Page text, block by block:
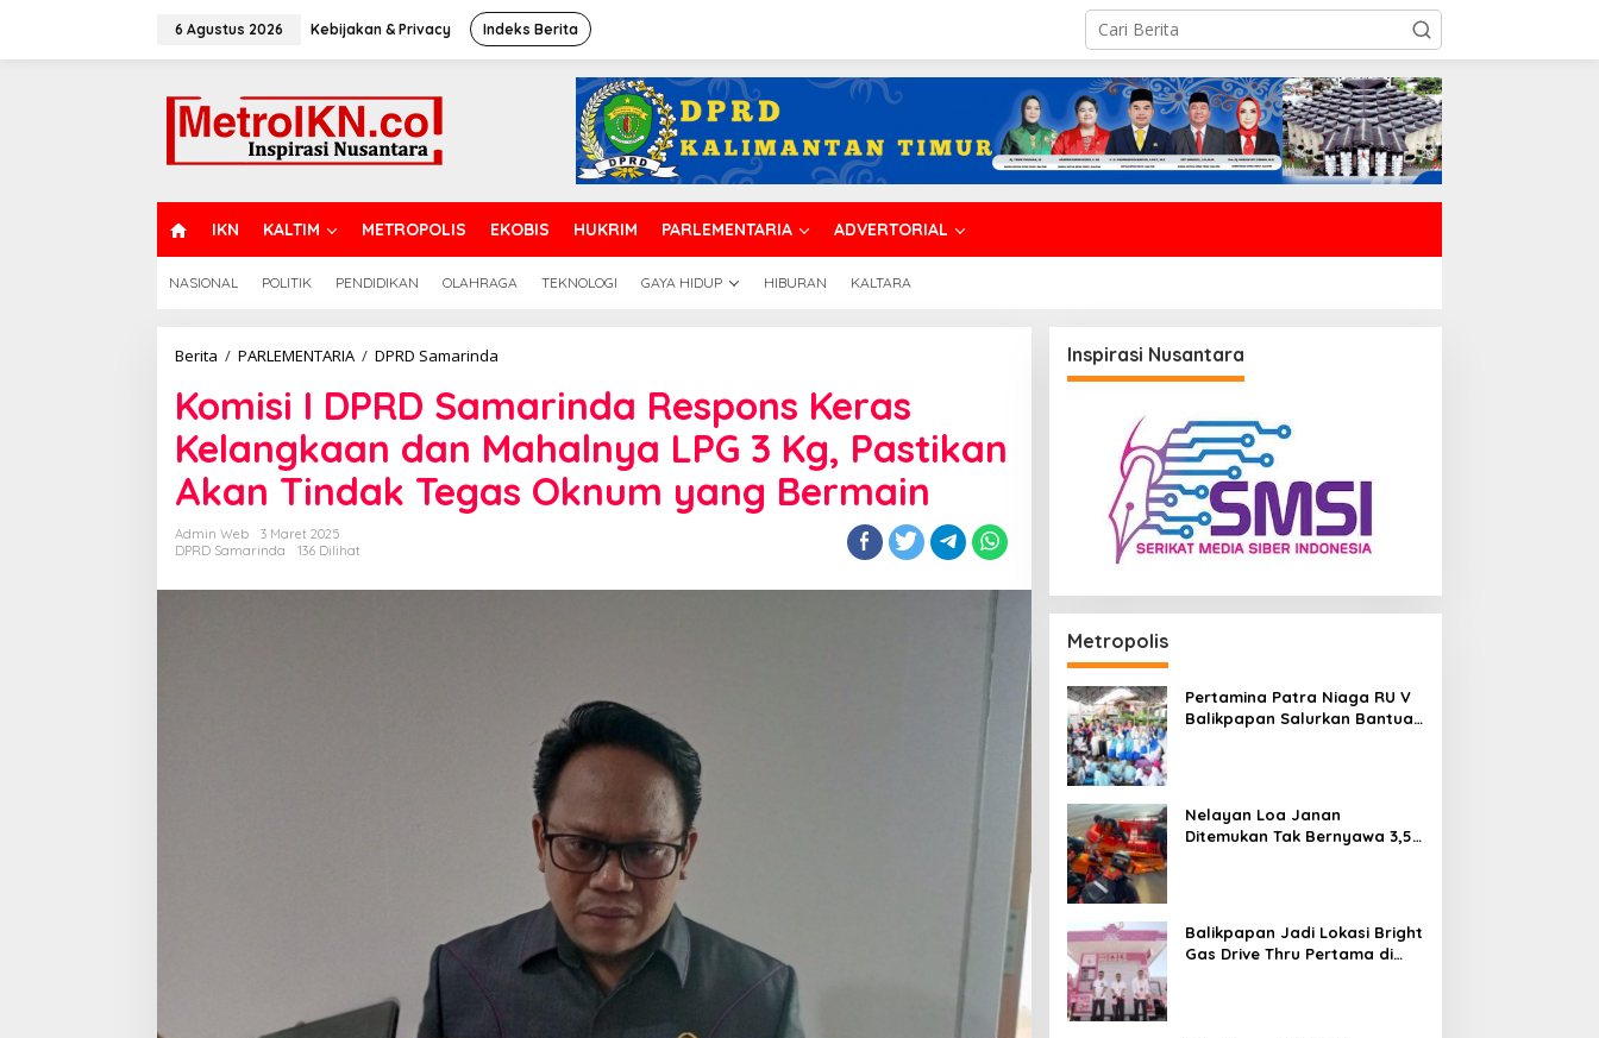
6 Agustus 2026 Kebijakan & Privacy Indeks Berita
O
M
IKN KALTIM METROPOLIS EKOBIS HUKRIM PARLEMENTARIA ADVERTORIAL
NASIONAL POLITIK PENDIDIKAN OLAHRAGA TEKNOLOGI GAYA HIDUP HIBURAN KALTARA
Berita / PARLEMENTARIA / DPRD Samarinda
DPRD
Samarinda
Respons
Keras
Kelangkaan
dan
Kg,
Bermain
Komisi I DPRD Samarinda Respons Keras
Kelangkaan dan Mahalnya LPG 3 Kg, Pastikan
Akan Tindak Tegas Oknum yang Bermain
Admin Web
3 Maret 2025
DPRD Samarinda
136 Dilihat
Inspirasi Nusantara
Metropolis
Pertamina Patra Niaga RU V
Balikpapan Salurkan Bantuan
Nelayan Loa Janan
Ditemukan Tak Bernyawa 3,5
Balikpapan Jadi Lokasi Bright
Gas Drive Thru Pertama di